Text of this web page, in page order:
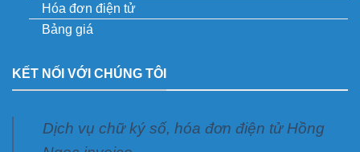
Hóa đơn điện tử
Bảng giá
KẾT NỐI VỚI CHÚNG TÔI
Dịch vụ chữ ký số, hóa đơn điện tử Hồng